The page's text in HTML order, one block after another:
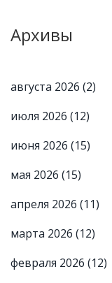
Архивы
августа 2026 (2)
июля 2026 (12)
июня 2026 (15)
мая 2026 (15)
апреля 2026 (11)
марта 2026 (12)
февраля 2026 (12)